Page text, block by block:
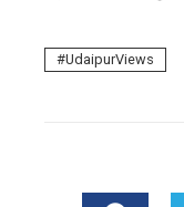
UdaipurViews